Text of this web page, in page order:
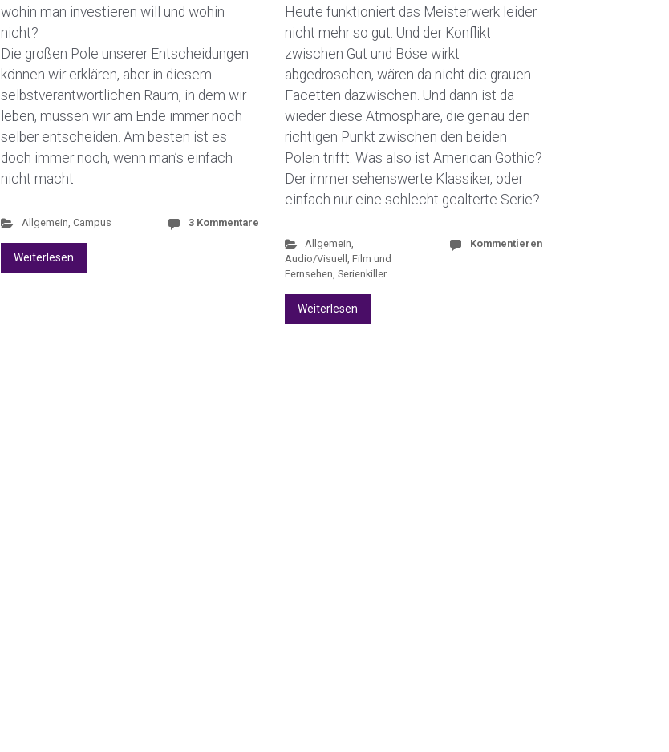
wohin man investieren will und wohin
nicht?
Die großen Pole unserer Entscheidungen
können wir erklären, aber in diesem
selbstverantwortlichen Raum, in dem wir
leben, müssen wir am Ende immer noch
selber entscheiden. Am besten ist es
doch immer noch, wenn man’s einfach
nicht macht
Allgemein, Campus 3 Kommentare
Weiterlesen
Heute funktioniert das Meisterwerk leider
nicht mehr so gut. Und der Konflikt
zwischen Gut und Böse wirkt
abgedroschen, wären da nicht die grauen
Facetten dazwischen. Und dann ist da
wieder diese Atmosphäre, die genau den
richtigen Punkt zwischen den beiden
Polen trifft. Was also ist American Gothic?
Der immer sehenswerte Klassiker, oder
einfach nur eine schlecht gealterte Serie?
Allgemein,
Audio/Visuell , Film und
Fernsehen, Serienkiller
Kommentieren
Weiterlesen